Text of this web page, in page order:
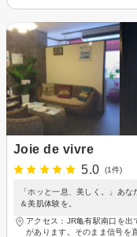
Joie de vivre
5.0
(1件)
「ホッと一息、美しく。」あ
＆美肌体験を。
アクセス：JR亀有駅南口を出
があります。そのまま信号を